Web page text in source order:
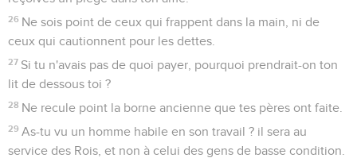
26 Ne sois point de ceux qui frappent dans la main, ni de
ceux qui cautionnent pour les dettes.
27 Si tu n'avais pas de quoi payer, pourquoi prendrait-on ton
lit de dessous toi ?
28 Ne recule point la borne ancienne que tes pères ont faite.
29 As-tu vu un homme habile en son travail ? il sera au
service des Rois, et non à celui des gens de basse condition.